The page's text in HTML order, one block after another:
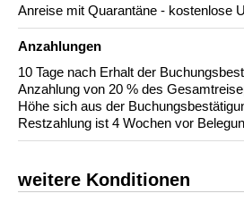
Anreise mit Quarantäne - kostenlose
Anzahlungen
10 Tage nach Erhalt der
Anzahlung von 20 % des
Höhe sich aus der
Restzahlung ist 4 Wochen vor
weitere Konditionen